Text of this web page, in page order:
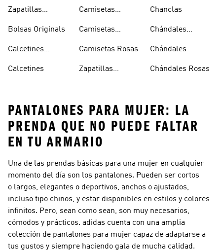
Zapatillas
Blancas
Bolsas Originals
Calcetines
Blancos
Calcetines
Camisetas
Camisetas
Camisetas Rosas
Zapatillas
Chanclas
Chándales
Chándales
Chándales Rosas
PANTALONES PARA MUJER: LA
PRENDA QUE NO PUEDE FALTAR
EN TU ARMARIO
Una de las prendas básicas para una mujer en cualquier
momento del día son los pantalones. Pueden ser cortos
o largos, elegantes o deportivos, anchos o ajustados,
incluso tipo chinos, y estar disponibles en estilos y colores
infinitos. Pero, sean como sean, son muy necesarios,
cómodos y prácticos. adidas cuenta con una amplia
colección de pantalones para mujer capaz de adaptarse a
tus gustos y siempre haciendo gala de mucha calidad.